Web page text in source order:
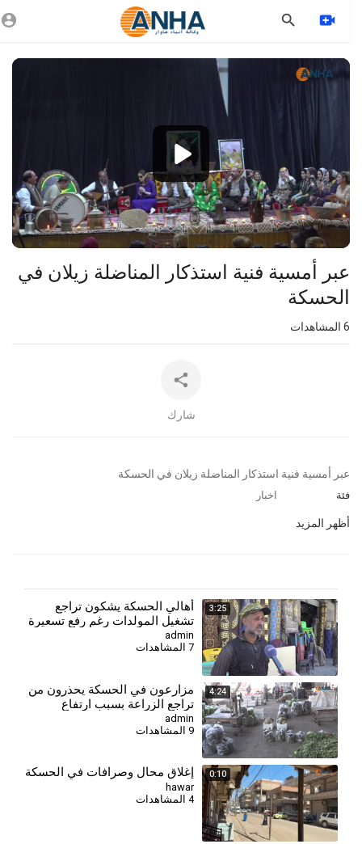
Video
Player
360p
240p
auto
عبر أمسية فنية استذكار المناضلة زيلان في
الحسكة
المشاهدات
شارك
⁣عبر أمسية فنية استذكار المناضلة زيلان في الحسكة
فئة اخبار
أظهر المزيد
3:25
⁣أهالي الحسكة يشكون تراجع
تشغيل المولدات رغم رفع تسعيرة
الأمبير
admin
7 المشاهدات
4:24
⁣مزارعون في الحسكة يحذرون من
تراجع الزراعة بسبب ارتفاع
التكاليف وأزمة العملة
admin
9 المشاهدات
0:10 إغلاق محال وصرافات في الحسكة
hawar
4 المشاهدات